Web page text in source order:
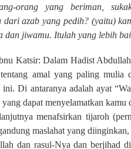
orang yang beriman,
dari azab yang pedih? (yaitu)
dan jiwamu. Itulah yang lebih
Katsir: Dalam Hadist
amal yang paling
ini. Di antaranya adalah ayat
yang dapat menyelamatkan kamu
menafsirkan tijaroh
maslahat yang
dan rasul-Nya dan berjihad